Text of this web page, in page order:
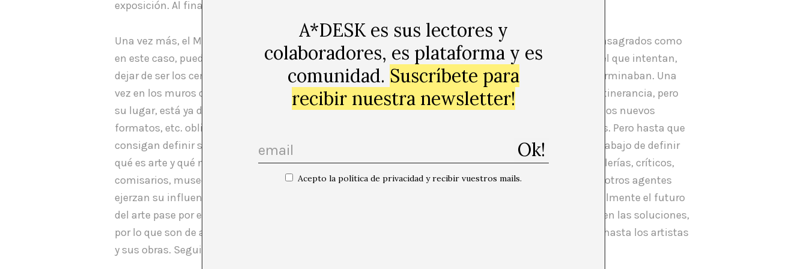
exposición. Al final su trabajo no será tan «inabsorbible», como Borja Villel afirmaba.
Una vez más, el Museo, se ha convertido en un centro de creación, en el que los artistas, jóvenes o consagrados como
en este caso, pueden desarrollar su obra. Los museos están sumergidos en un proceso de cambio en el que intentan,
dejar de ser los cementerios del arte, el lugar dónde las obras de arte consagradas y en mayúsculas terminaban. Una
vez en los muros de un museo como el Reina o el MACBA ya no se espera nada más, alguna que otra itinerancia, pero
su lugar, está ya definido. Pero las cosas están cambiando, la democratización del arte, la llegada de los nuevos
formatos, etc. obligan a una renovación de las instituciones artísticas que deben asumir nuevos roles. Pero hasta que
consigan definir su nueva situación, están asumiendo un trabajo que quizás no les corresponde, el trabajo de definir
qué es arte y qué no es, un trabajo que, hasta ahora, sólo el tiempo y una compleja red de agentes (galerías, críticos,
comisarios, museos, etc.) definían. Si los museos quieren seguir legitimando el arte, deben dejar que otros agentes
ejerzan su influencia antes que ellos, pero quizá es que el arte ya no quiere ser legitimado, y quizá, realmente el futuro
del arte pase por estas prácticas dinámicas de los museos como centros de creación. Del debate surgen las soluciones,
por lo que son de agradecer este tipo de iniciativas que nos hacen cuestionar desde las instituciones hasta los artistas
y sus obras. Seguiremos trabajando.
A*DESK es sus lectores y
colaboradores, es plataforma y es
comunidad. Suscríbete para
recibir nuestra newsletter!
Acepto la política de privacidad y recibir vuestros mails.